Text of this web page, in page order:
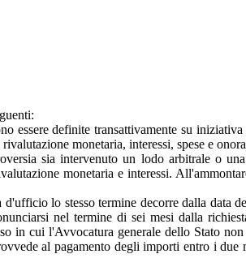
essere definite transattivamente su
monetaria, interessi, spese e
sia intervenuto un lodo arbitrale o
monetaria e interessi.
lo stesso termine decorre dalla data
nel termine di sei mesi dalla
in cui l'Avvocatura generale dello Stato
al pagamento degli importi entro i due